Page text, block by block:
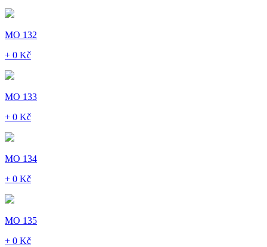
MO 132
+ 0 Kč
MO 133
+ 0 Kč
MO 134
+ 0 Kč
MO 135
+ 0 Kč